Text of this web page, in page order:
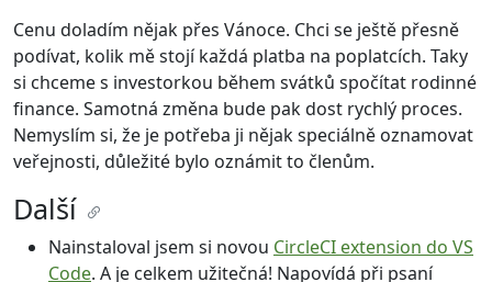
Cenu doladím nějak přes Vánoce. Chci se ještě přesně
podívat, kolik mě stojí každá platba na poplatcích. Taky
si chceme s investorkou během svátků spočítat rodinné
finance. Samotná změna bude pak dost rychlý proces.
Nemyslím si, že je potřeba ji nějak speciálně oznamovat
veřejnosti, důležité bylo oznámit to členům.
Další
Nainstaloval jsem si novou CircleCI extension do VS
Code. A je celkem užitečná! Napovídá při psaní